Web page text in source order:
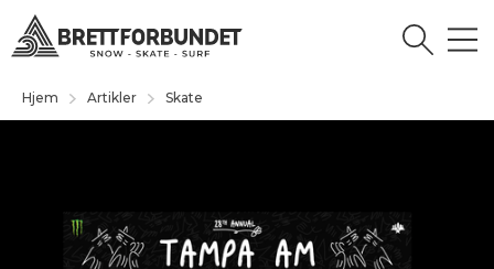
Hjem Artikler Skate